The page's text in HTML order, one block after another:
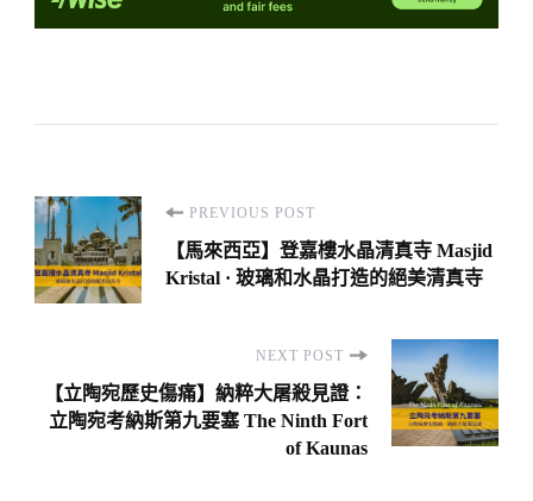
Post
Navigation
PREVIOUS POST
【馬來西亞】登嘉樓水晶清真寺 Masjid
Kristal · 玻璃和水晶打造的絕美清真寺
NEXT POST
【立陶宛歷史傷痛】納粹大屠殺見證：
立陶宛考納斯第九要塞 The Ninth Fort
of Kaunas